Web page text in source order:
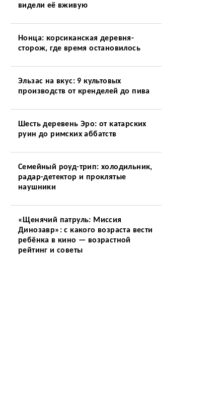
видели её вживую
Нонца: корсиканская деревня-
сторож, где время остановилось
Эльзас на вкус: 9 культовых
производств от кренделей до пива
Шесть деревень Эро: от катарских
руин до римских аббатств
Семейный роуд-трип: холодильник,
радар-детектор и проклятые
наушники
«Щенячий патруль: Миссия
Динозавр»: с какого возраста вести
ребёнка в кино — возрастной
рейтинг и советы